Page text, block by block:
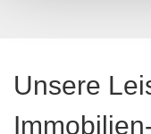
Unsere